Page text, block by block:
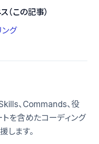
（この記事）
グ
、Commands、役
トを含めたコーディング
します。